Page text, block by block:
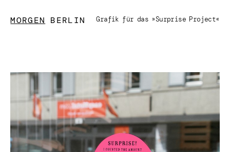
MORGEN BERLIN Grafik für das »Surprise Project«